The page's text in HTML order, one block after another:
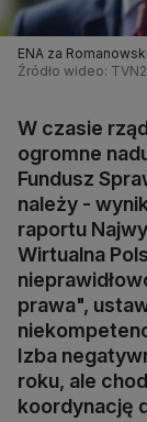
ENA za
Źródło wideo:
W czasie
ogromne
Fundusz
należy -
raportu
Wirtualna
prawa",
Izba
roku, ale
koordynację